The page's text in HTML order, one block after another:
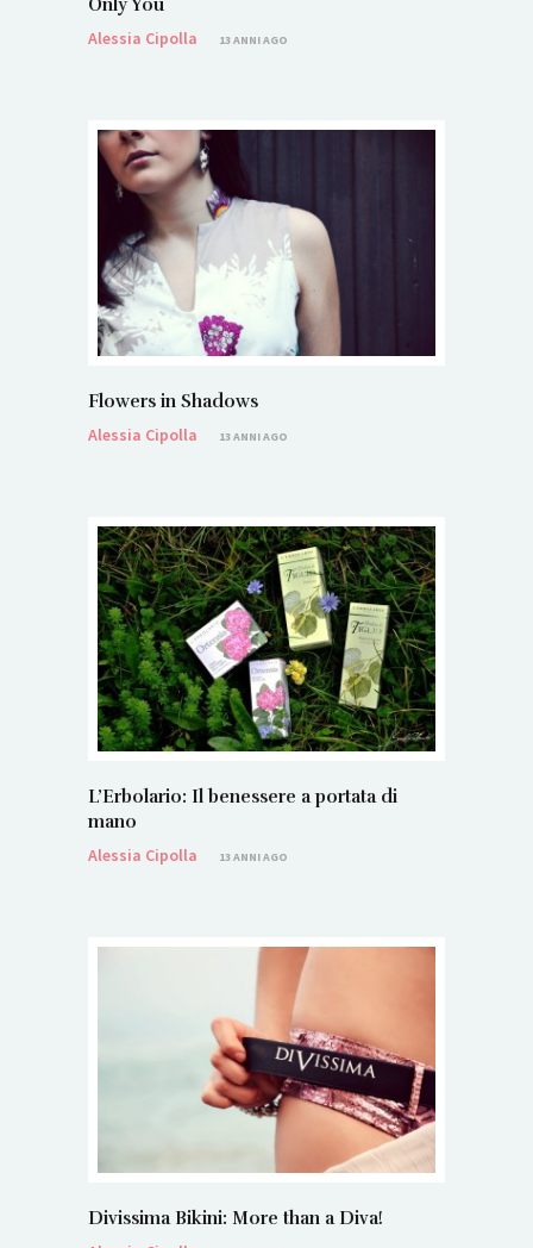
Only You
Alessia Cipolla
13 ANNI AGO
Flowers in Shadows
Alessia Cipolla
13 ANNI AGO
L’Erbolario: Il benessere a portata di
mano
Alessia Cipolla
13 ANNI AGO
Divissima Bikini: More than a Diva!